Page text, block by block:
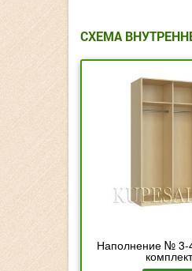
СХЕМА
Наполнение № 3-